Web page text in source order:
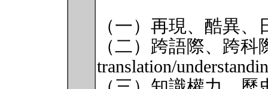
（一）再現、酷異
（二）跨語際、跨
translation/